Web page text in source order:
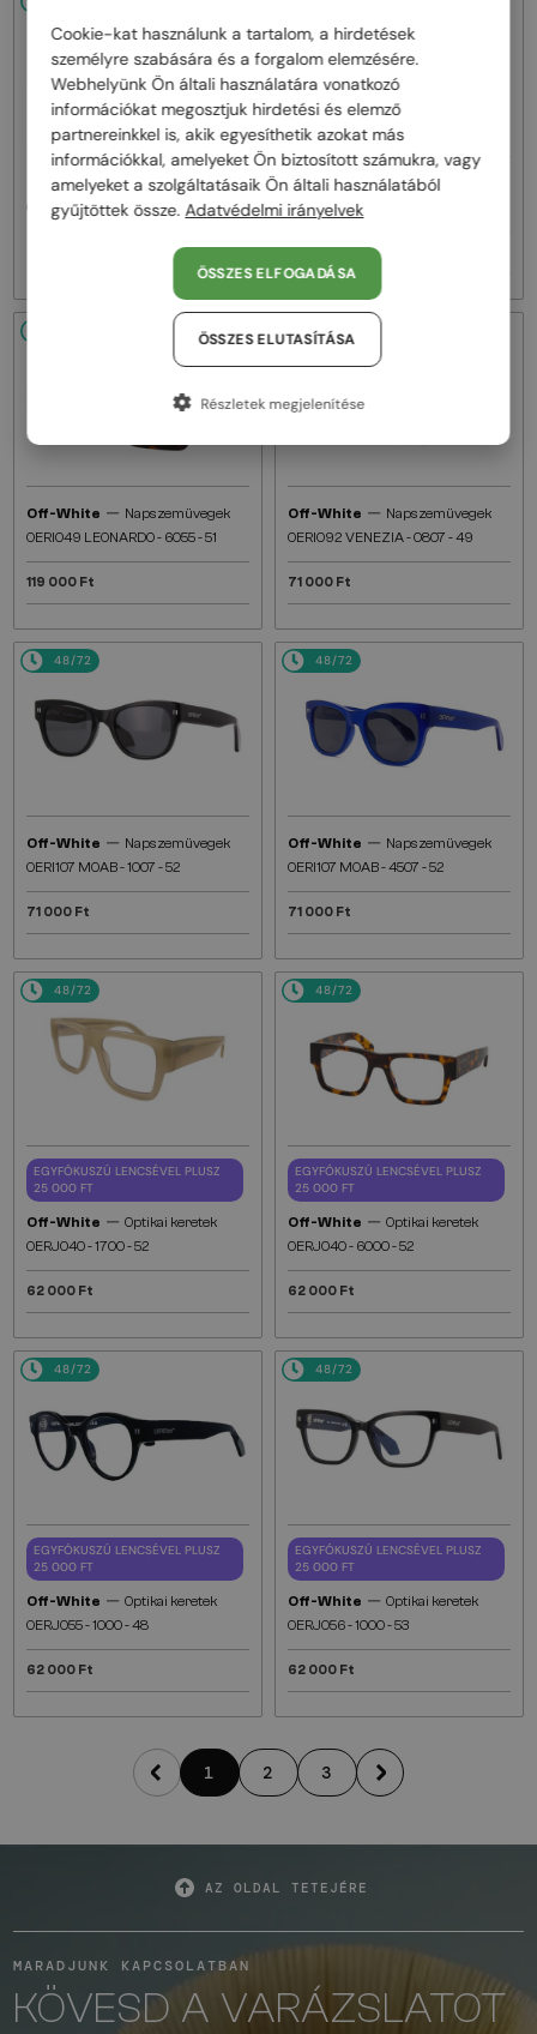
Off-White—Napszemüvegek
OERI078 AUSTIN - 1807 - 54
Off-White—Napszemüvegek
OERI017 NASSAU - 8507 - 51
76 000 Ft
Off-White — Napszemüvegek
OERI049 LEONARDO - 6055 - 51
119 000 Ft
48/72
Off-White — Napszemüvegek
OERI092 VENEZIA - 0807 - 49
71 000 Ft
48/72
Off-White — Napszemüvegek
OERI107 MOAB - 1007 - 52
71 000 Ft
48/72
Off-White — Napszemüvegek
OERI107 MOAB - 4507 - 52
71 000 Ft
48/72
EGYFÓKUSZÚ LENCSÉVEL PLUSZ
25 000 FT
Off-White — Optikai keretek
OERJ040 - 1700 - 52
62 000 Ft
48/72
EGYFÓKUSZÚ LENCSÉVEL PLUSZ
25 000 FT
Off-White — Optikai keretek
OERJ040 - 6000 - 52
62 000 Ft
48/72
EGYFÓKUSZÚ LENCSÉVEL PLUSZ
25 000 FT
Off-White — Optikai keretek
OERJ055 - 1000 - 48
62 000 Ft
48/72
EGYFÓKUSZÚ LENCSÉVEL PLUSZ
25 000 FT
Off-White — Optikai keretek
OERJ056 - 1000 - 53
62 000 Ft
1 2 3
AZ OLDAL TETEJÉRE
MARADJUNK KAPCSOLATBAN
KÖVESD A VARÁZSLATOT
Cookie-kat használunk a tartalom, a hirdetések
személyre szabására és a forgalom elemzésére.
Webhelyünk Ön általi használatára vonatkozó
információkat megosztjuk hirdetési és elemző
partnereinkkel is, akik egyesíthetik azokat más
információkkal, amelyeket Ön biztosított számukra, vagy
amelyeket a szolgáltatásaik Ön általi használatából
gyűjtöttek össze. Adatvédelmi irányelvek
ÖSSZES ELFOGADÁSA
ÖSSZES ELUTASÍTÁSA
Részletek megjelenítése